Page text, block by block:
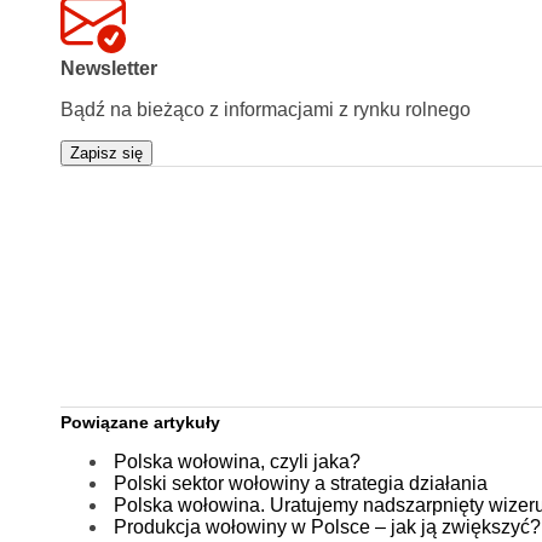
Newsletter
Bądź na bieżąco z informacjami z rynku rolnego
Zapisz się
Powiązane artykuły
Polska wołowina, czyli jaka?
Polski sektor wołowiny a strategia działania
Polska wołowina. Uratujemy nadszarpnięty
Produkcja wołowiny w Polsce – jak ją zwiększyć?